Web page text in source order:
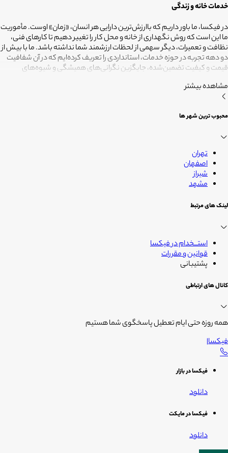
خدمات خانه و زندگی
در فیکسا، ما باور داریم که باارزش‌ترین دارایی هر انسان، «زمان» اوست. مأموریت
ما این است که روش نگهداری از خانه و محل کار را تغییر دهیم تا کارهای فنی،
نظافت و تعمیرات، دیگر سهمی از لحظات ارزشمند شما نداشته باشد. ما با بیش از
دو دهه تجربه در حوزه خدمات، استانداردی را تعریف کرده‌ایم که در آن شفافیت
قیمت و کیفیت تضمین‌شده، جایگزین نگرانی‌های همیشگی و شیوه‌های
متخصصانی بسپاریم که از فیلترهای سخت‌گیرانه رد شده‌اند تا نتیجه نهایی،
دقیقاً همان فضای امن و بی‌دغدغه‌ای باشد که همیشه برای آرامش خود
آنکه شما فرصت بیشتری برای زندگی کردن داشته باشید؛ فیکسا، زمانی برای
مشاهده بیشتر
محبوب ترین شهر ها
تهران
اصفهان
شیراز
مشهد
لینک های مرتبط
استــخدام در فیکسا
قوانین و مقررات
پشتیبانی
کانال های ارتباطی
همه روزه حتی ایام تعطیل پاسخگوی شما هستیم
فیکسا|
فیکسا در بازار
دانلود
فیکسا در مایکت
دانلود